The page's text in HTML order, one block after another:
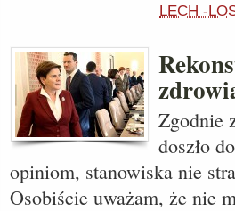
LECH -
Zgodnie
doszło
opiniom, stanowiska nie
Osobiście uważam, że nie